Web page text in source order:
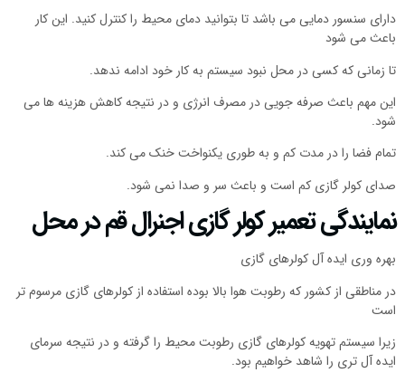
دارای سنسور دمایی می باشد تا بتوانید دمای محیط را کنترل کنید. این کار
باعث می شود
تا زمانی که کسی در محل نبود سیستم به کار خود ادامه ندهد.
این مهم باعث صرفه جویی در مصرف انرژی و در نتیجه کاهش هزینه ها می
شود.
تمام فضا را در مدت کم و به طوری یکنواخت خنک می کند.
صدای کولر گازی کم است و باعث سر و صدا نمی شود.
نمایندگی تعمیر کولر گازی اجنرال قم در محل
بهره وری ایده آل کولرهای گازی
در مناطقی از کشور که رطوبت هوا بالا بوده استفاده از کولرهای گازی مرسوم تر
است
زیرا سیستم تهویه کولرهای گازی رطوبت محیط را گرفته و در نتیجه سرمای
ایده آل تری را شاهد خواهیم بود.